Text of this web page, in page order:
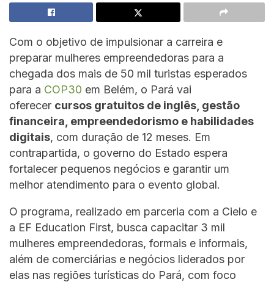
Com o objetivo de impulsionar a carreira e
preparar mulheres empreendedoras para a
chegada dos mais de 50 mil turistas esperados
para a COP30 em Belém, o Pará vai
oferecer cursos gratuitos de inglês, gestão
financeira, empreendedorismo e habilidades
digitais, com duração de 12 meses. Em
contrapartida, o governo do Estado espera
fortalecer pequenos negócios e garantir um
melhor atendimento para o evento global.
O programa, realizado em parceria com a Cielo e
a EF Education First, busca capacitar 3 mil
mulheres empreendedoras, formais e informais,
além de comerciárias e negócios liderados por
elas nas regiões turísticas do Pará, com foco